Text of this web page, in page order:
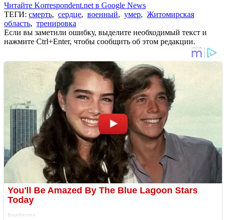
Читайте Korrespondent.net в Google News
ТЕГИ: смерть, сердце, военный, умер, Житомирская
область, тренировка
Если вы заметили ошибку, выделите необходимый текст и
нажмите Ctrl+Enter, чтобы сообщить об этом редакции.